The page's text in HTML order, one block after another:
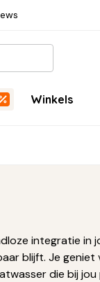
Winkels
integratie in
blijft. Je geniet
die bij